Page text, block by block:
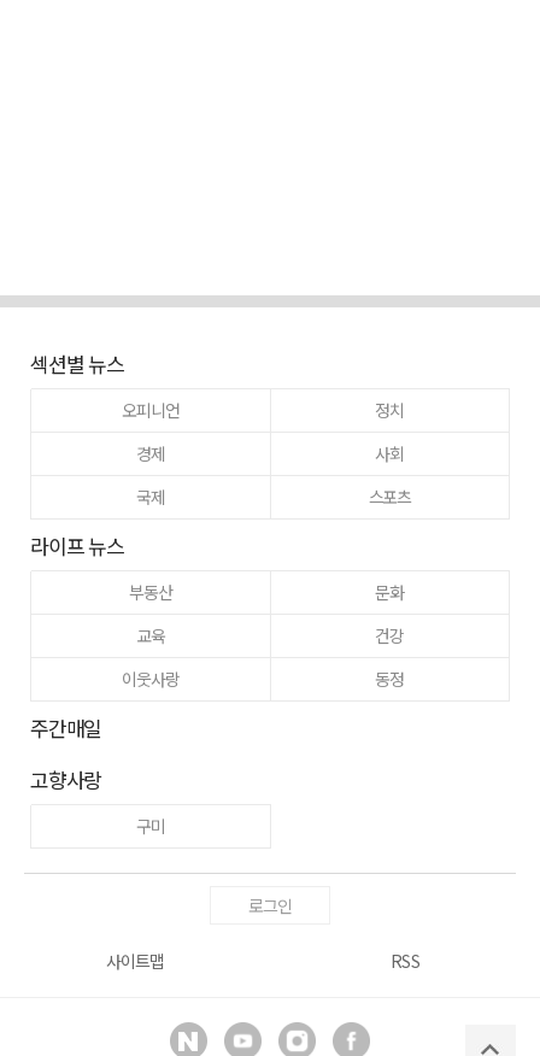
섹션별 뉴스
오피니언
정치
경제
사회
국제
스포츠
라이프 뉴스
부동산
문화
교육
건강
이웃사랑
동정
주간매일
고향사랑
구미
로그인
사이트맵 RSS